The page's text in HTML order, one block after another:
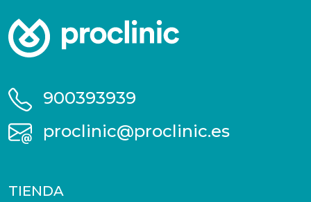
900393939
proclinic@proclinic.es
TIENDA